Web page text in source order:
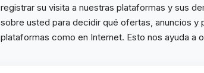
registrar su visita a nuestras plataformas y sus
sobre usted para decidir qué ofertas, anuncios
plataformas como en Internet. Esto nos ayuda a